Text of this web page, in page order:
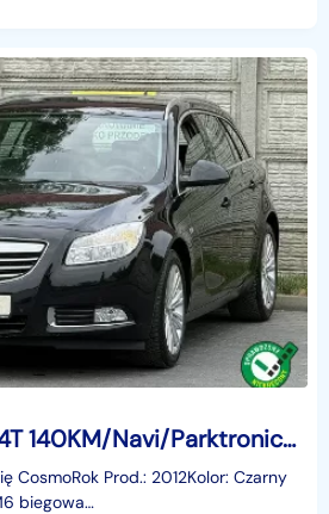
Opel Insignia I 1,4T 140KM/Navi/Parktronic/Tempomat/Zarejestrowany w PL/Serwisowany
CosmoRok Prod.: 2012Kolor: Czarny
biegowa